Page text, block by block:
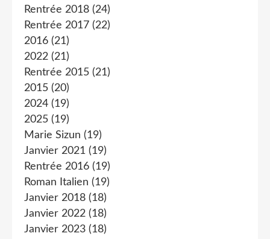
Rentrée 2018 (24)
Rentrée 2017 (22)
2016 (21)
2022 (21)
Rentrée 2015 (21)
2015 (20)
2024 (19)
2025 (19)
Marie Sizun (19)
Janvier 2021 (19)
Rentrée 2016 (19)
Roman Italien (19)
Janvier 2018 (18)
Janvier 2022 (18)
Janvier 2023 (18)